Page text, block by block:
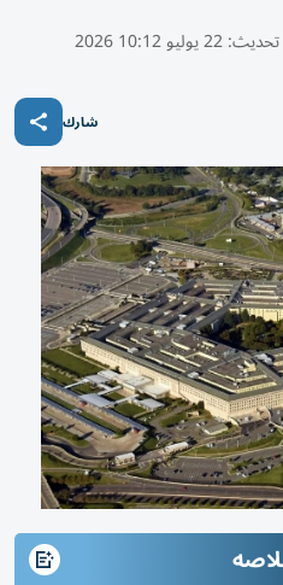
تحديث:22 يوليو 10:12 2026
شارك